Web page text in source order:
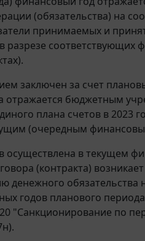
(обязательства) на
принимаемых и
разрезе соответствующих
заключен за счет
отражается бюджетным
плана счетов в 2023
(очередным
в текущем
(контракта)
обязательства
годов планового
"Санкционирование по